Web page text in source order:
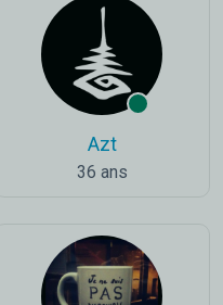
Azt
36 ans